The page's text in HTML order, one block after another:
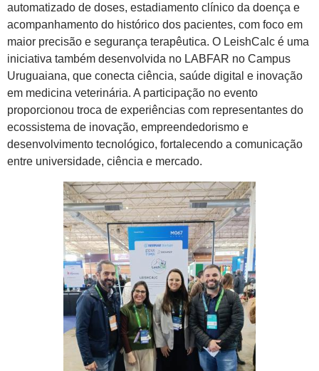
automatizado de doses, estadiamento clínico da doença e
acompanhamento do histórico dos pacientes, com foco em
maior precisão e segurança terapêutica. O LeishCalc é uma
iniciativa também desenvolvida no LABFAR no Campus
Uruguaiana, que conecta ciência, saúde digital e inovação
em medicina veterinária. A participação no evento
proporcionou troca de experiências com representantes do
ecossistema de inovação, empreendedorismo e
desenvolvimento tecnológico, fortalecendo a comunicação
entre universidade, ciência e mercado.